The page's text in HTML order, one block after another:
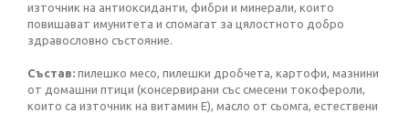
източник на антиоксиданти, фибри и минерали, които
повишават имунитета и спомагат за цялостното добро
здравословно състояние.
Състав: пилешко месо, пилешки дробчета, картофи, мазнини
от домашни птици (консервирани със смесени токофероли,
които са източник на витамин Е), масло от сьомга, естествени